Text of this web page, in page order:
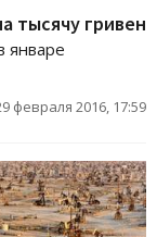
тысячу гривен
январе
февраля 2016, 17:59